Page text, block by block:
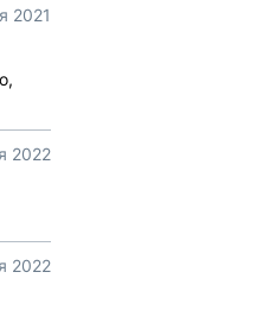
2021
2022
2022